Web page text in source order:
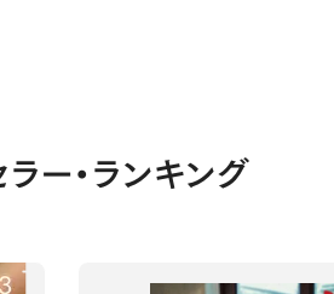
ー・ランキング